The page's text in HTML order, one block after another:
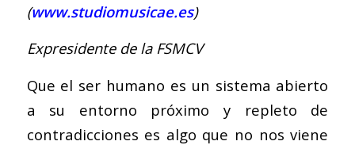
(www.studiomusicae.es)
Expresidente de la FSMCV
Que el ser humano es un sistema abierto
a su entorno próximo y repleto de
contradicciones es algo que no nos viene